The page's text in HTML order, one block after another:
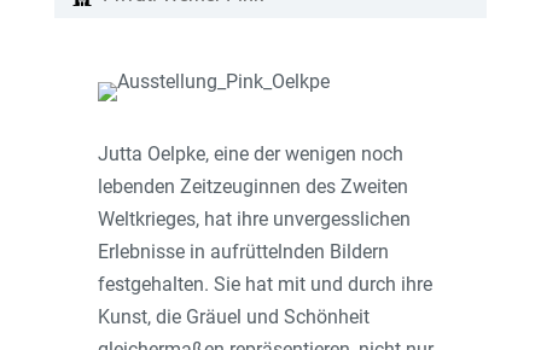
Jutta Oelpke, eine der wenigen noch
lebenden Zeitzeuginnen des Zweiten
Weltkrieges, hat ihre unvergesslichen
Erlebnisse in aufrüttelnden Bildern
festgehalten. Sie hat mit und durch ihre
Kunst, die Gräuel und Schönheit